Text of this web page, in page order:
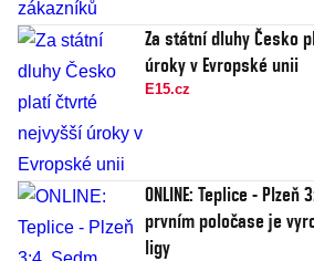
Za státní dluhy Česko
úroky v Evropské unii
E15.cz
ONLINE: Teplice -
prvním poločase je
ligy